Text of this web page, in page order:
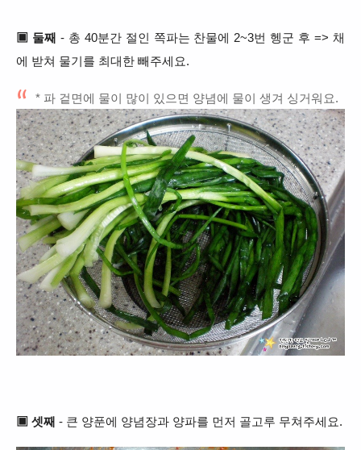
▣ 둘째 - 총 40분간 절인 쪽파는 찬물에 2~3번 헹군 후 => 채
에 받쳐 물기를 최대한 빼주세요.
* 파 겉면에 물이 많이 있으면 양념에 물이 생겨 싱거워요.
▣ 셋째 - 큰 양푼에 양념장과 양파를 먼저 골고루 무쳐주세요.